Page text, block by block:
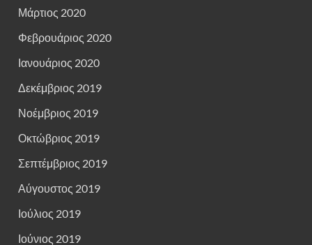
Μάρτιος 2020
Φεβρουάριος 2020
Ιανουάριος 2020
Δεκέμβριος 2019
Νοέμβριος 2019
Οκτώβριος 2019
Σεπτέμβριος 2019
Αύγουστος 2019
Ιούλιος 2019
Ιούνιος 2019